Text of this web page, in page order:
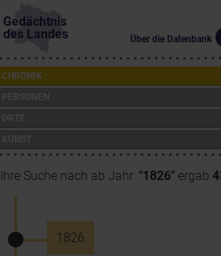
Gedächtnis
des Landes
Über die Datenbank
CHRONIK
Ihre Suche nach ab Jahr: "1826" ergab
1826